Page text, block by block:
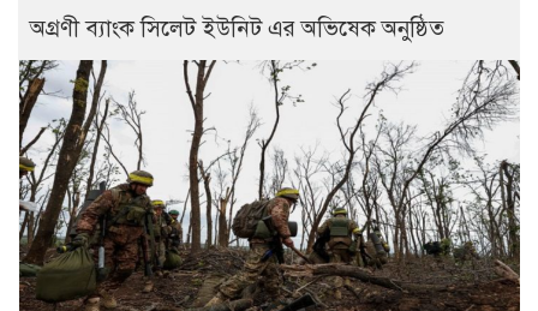
অগ্রণী ব্যাংক সিলেট ইউনিট এর অভিষেক অনুষ্ঠিত